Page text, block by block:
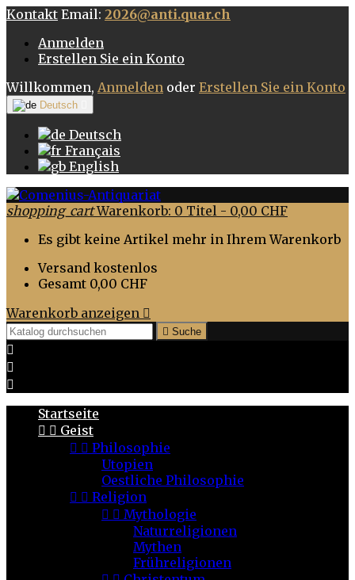
Kontakt Email: 2026@anti.quar.ch
Anmelden
Erstellen Sie ein Konto
Willkommen, Anmelden oder Erstellen Sie ein Konto
Deutsch
Deutsch
Français
English
shopping_cart Warenkorb: 0 Titel - 0,00 CHF
Es gibt keine Artikel mehr in Ihrem Warenkorb
Versand kostenlos
Gesamt 0,00 CHF
Warenkorb anzeigen 
 Suche



Startseite
  Geist
  Philosophie
Utopien
Oestliche Philosophie
  Religion
  Mythologie
Naturreligionen
Mythen
Frühreligionen